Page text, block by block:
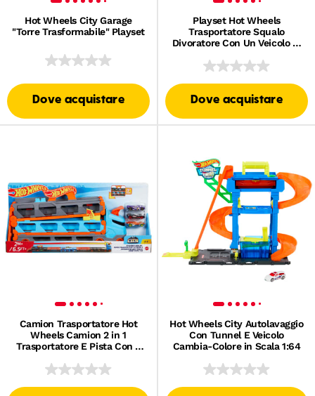
Hot Wheels City Garage
"Torre Trasformabile" Playset
Dove acquistare
Playset Hot Wheels
Trasportatore Squalo
Divoratore Con Un Veicolo in
A 8 Anni
Dove acquistare
Camion Trasportatore Hot
Wheels Camion 2 in 1
Trasportatore E Pista Con 3
Bambini Da 4 A 8 Anni
Hot Wheels City Autolavaggio
Con Tunnel E Veicolo
Cambia-Colore in Scala 1:64